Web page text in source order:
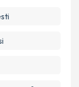
belirtilen